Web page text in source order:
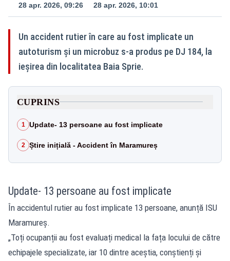
28 apr. 2026, 09:26 28 apr. 2026, 10:01
Un accident rutier în care au fost implicate un
autoturism și un microbuz s-a produs pe DJ 184, la
ieșirea din localitatea Baia Sprie.
CUPRINS
1 Update- 13 persoane au fost implicate
2 Știre inițială - Accident în Maramureș
Update- 13 persoane au fost implicate
În accidentul rutier au fost implicate 13 persoane, anunță ISU
Maramureș.
„Toți ocupanții au fost evaluați medical la fața locului de către
echipajele specializate, iar 10 dintre aceștia, conștienți și